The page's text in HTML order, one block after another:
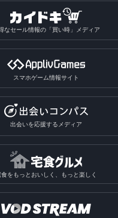
なセール情報の「買い時」メディア
スマホゲーム情報サイト
出会いを応援するメディア
食をもっとおいしく、もっと楽しく